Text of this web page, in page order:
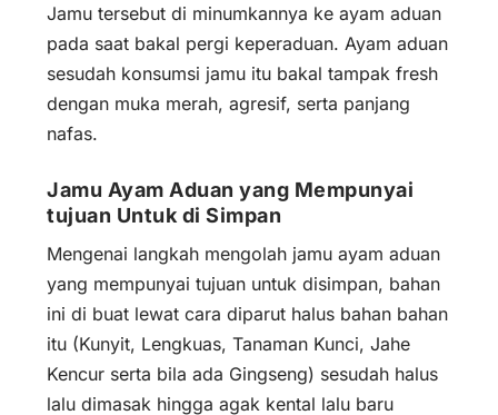
Jamu tersebut di minumkannya ke ayam aduan
pada saat bakal pergi keperaduan. Ayam aduan
sesudah konsumsi jamu itu bakal tampak fresh
dengan muka merah, agresif, serta panjang
nafas.
Jamu Ayam Aduan yang Mempunyai
tujuan Untuk di Simpan
Mengenai langkah mengolah jamu ayam aduan
yang mempunyai tujuan untuk disimpan, bahan
ini di buat lewat cara diparut halus bahan bahan
itu (Kunyit, Lengkuas, Tanaman Kunci, Jahe
Kencur serta bila ada Gingseng) sesudah halus
lalu dimasak hingga agak kental lalu baru